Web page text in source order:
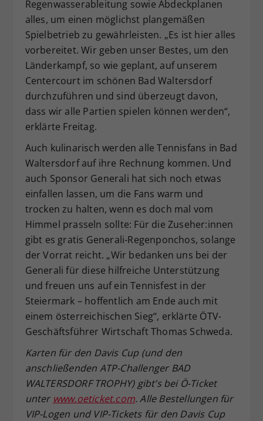
Regenwasserableitung sowie Abdeckplanen
alles, um einen möglichst plangemäßen
Spielbetrieb zu gewährleisten. „Es ist hier alles
vorbereitet. Wir geben unser Bestes, um den
Länderkampf, so wie geplant, auf unserem
Centercourt im schönen Bad Waltersdorf
durchzuführen und sind überzeugt davon,
dass wir alle Partien spielen können werden“,
erklärte Freitag.
Auch kulinarisch werden alle Tennisfans in Bad
Waltersdorf auf ihre Rechnung kommen. Und
auch Sponsor Generali hat sich noch etwas
einfallen lassen, um die Fans warm und
trocken zu halten, wenn es doch mal vom
Himmel prasseln sollte: Für die Zuseher:innen
gibt es gratis Generali-Regenponchos, solange
der Vorrat reicht. „Wir bedanken uns bei der
Generali für diese hilfreiche Unterstützung
und freuen uns auf ein Tennisfest in der
Steiermark – hoffentlich am Ende auch mit
einem österreichischen Sieg“, erklärte ÖTV-
Geschäftsführer Wirtschaft Thomas Schweda.
Karten für den Davis Cup (und den
anschließenden ATP-Challenger BAD
WALTERSDORF TROPHY) gibt’s bei Ö-Ticket
unter www.oeticket.com. Alle Bestellungen für
VIP-Logen und VIP-Tickets für den Davis Cup